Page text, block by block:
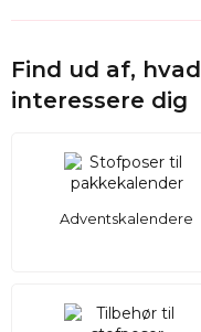
Find ud af,
interessere dig
Adventskalendere